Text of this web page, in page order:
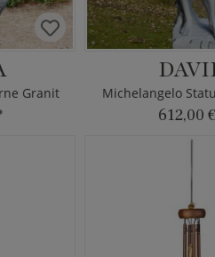
Granit Michelangelo
612,00 €